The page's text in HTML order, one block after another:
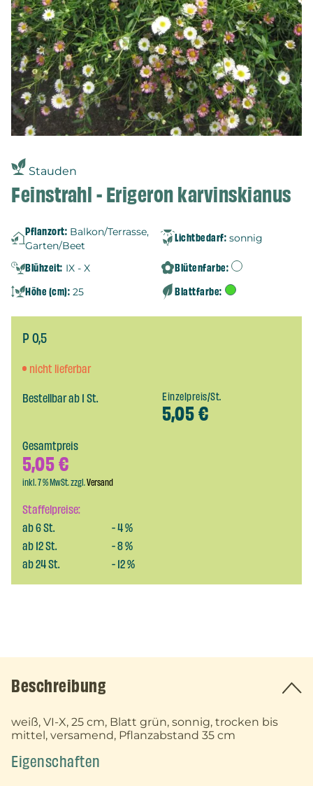
Stauden
Feinstrahl - Erigeron karvinskianus
Pflanzort: Balkon/Terrasse,
Garten/Beet
Lichtbedarf: sonnig
Blühzeit: IX - X
Blütenfarbe:
Höhe (cm): 25 Blattfarbe:
P 0,5
nicht lieferbar
Bestellbar ab 1 St.
Einzelpreis/St.
5,05€
Staffelpreise:
ab6St. -4%
ab12St. -8%
ab24St. -12%
Gesamtpreis
5,05€
inkl. 7 % MwSt. zzgl.Versand
Beschreibung
weiß, VI-X, 25 cm, Blatt grün, sonnig, trocken bis
mittel, versamend, Pflanzabstand 35 cm
Eigenschaften